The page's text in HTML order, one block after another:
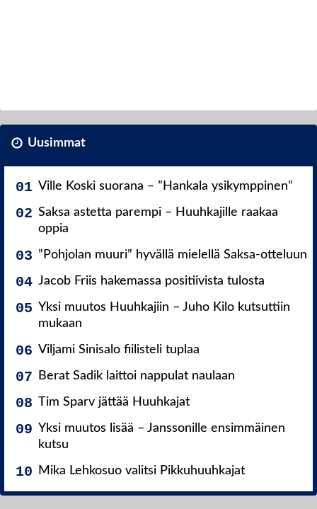
Uusimmat
Ville Koski suorana – ”Hankala ysikymppinen”
Saksa astetta parempi – Huuhkajille raakaa
oppia
”Pohjolan muuri” hyvällä mielellä Saksa-otteluun
Jacob Friis hakemassa positiivista tulosta
Yksi muutos Huuhkajiin – Juho Kilo kutsuttiin
mukaan
Viljami Sinisalo fiilisteli tuplaa
Berat Sadik laittoi nappulat naulaan
Tim Sparv jättää Huuhkajat
Yksi muutos lisää – Janssonille ensimmäinen
kutsu
Mika Lehkosuo valitsi Pikkuhuuhkajat